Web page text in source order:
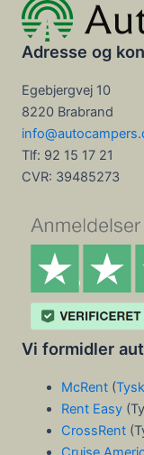
Adresse og
Egebjergvej 10
8220 Brabrand
Tlf: 92 15 17 21
CVR: 39485273
Vi formidler
McRent(
Rent Easy
CrossRent